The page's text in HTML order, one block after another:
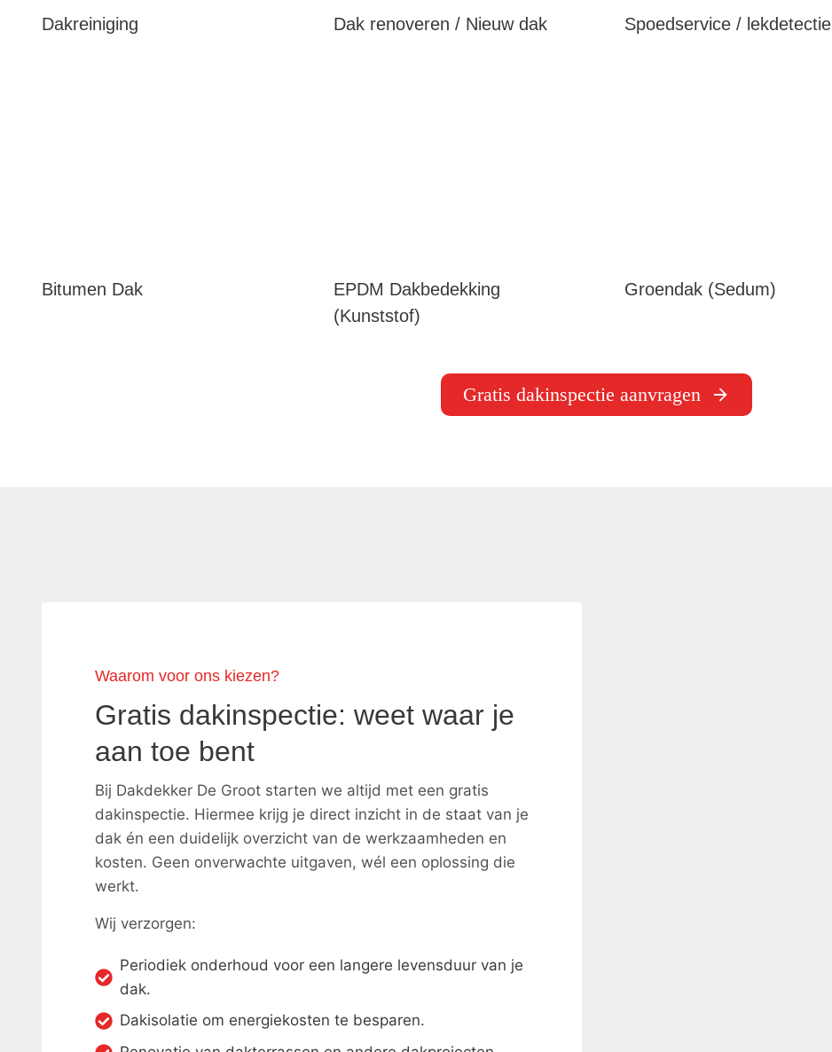
Dakreiniging Dak renoveren / Nieuw dak Spoedservice / lekdetectie
Bitumen Dak
EPDM Dakbedekking
(kunststof)
Groendak (Sedum)
Gratis dakinspectie aanvragen
Waarom voor ons kiezen?
Gratis dakinspectie: weet waar je
aan toe bent
Bij Dakdekker De Groot starten we altijd met een gratis
dakinspectie. Hiermee krijg je direct inzicht in de staat van je
dak én een duidelijk overzicht van de werkzaamheden en
kosten. Geen onverwachte uitgaven, wél een oplossing die
werkt.
Wij verzorgen:
Periodiek onderhoud voor een langere levensduur van je
dak.
Dakisolatie om energiekosten te besparen.